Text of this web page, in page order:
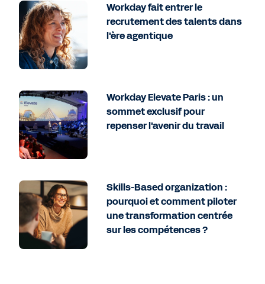
Workday fait entrer le
recrutement des talents dans
l'ère agentique
Workday Elevate Paris : un
sommet exclusif pour
repenser l'avenir du travail
Skills-Based organization :
pourquoi et comment piloter
une transformation centrée
sur les compétences ?